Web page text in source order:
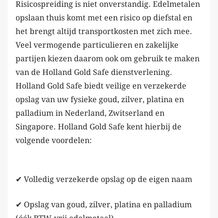
Risicospreiding is niet onverstandig. Edelmetalen
opslaan thuis komt met een risico op diefstal en
het brengt altijd transportkosten met zich mee.
Veel vermogende particulieren en zakelijke
partijen kiezen daarom ook om gebruik te maken
van de Holland Gold Safe dienstverlening.
Holland Gold Safe biedt veilige en verzekerde
opslag van uw fysieke goud, zilver, platina en
palladium in Nederland, Zwitserland en
Singapore. Holland Gold Safe kent hierbij de
volgende voordelen:
✔ Volledig verzekerde opslag op de eigen naam
✔ Opslag van goud, zilver, platina en palladium